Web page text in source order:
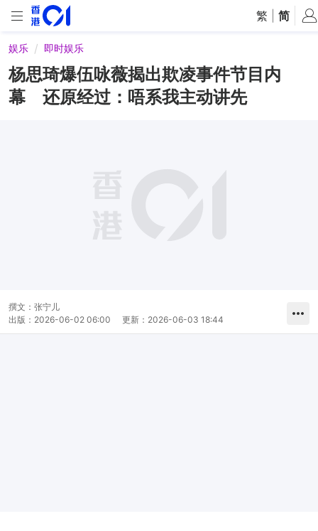
繁 简
娱乐 即时娱乐
杨思琦爆伍咏薇揭出欺凌事件节目内
幕 还原经过：唔系我主动讲先
撰文： 张宁儿
出版： 2026-06-02 06:00 更新： 2026-06-03 18:44